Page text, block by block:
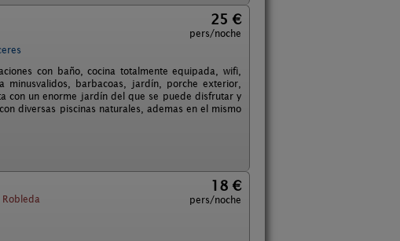
25 €
pers/noche
con baño, cocina totalmente equipada, wifi,
minusvalidos, barbacoas, jardín, porche exterior,
con un enorme jardín del que se puede disfrutar y
diversas piscinas naturales, ademas en el mismo
18 €
pers/noche